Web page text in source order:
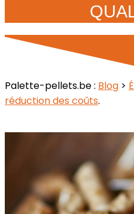
Palette-pellets.be : Blog >
réduction des coûts.